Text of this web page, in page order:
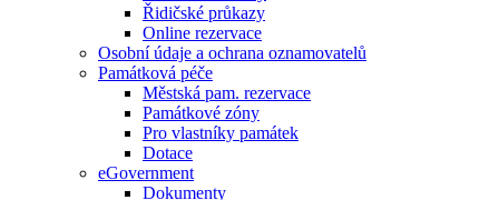
Řidičské průkazy
Online rezervace
Osobní údaje a ochrana oznamovatelů
Památková péče
Městská pam. rezervace
Památkové zóny
Pro vlastníky památek
Dotace
eGovernment
Dokumenty